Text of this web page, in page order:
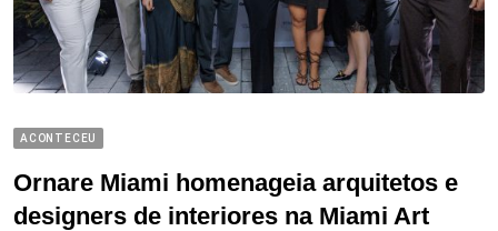
ACONTECEU
Ornare Miami homenageia arquitetos e
designers de interiores na Miami Art